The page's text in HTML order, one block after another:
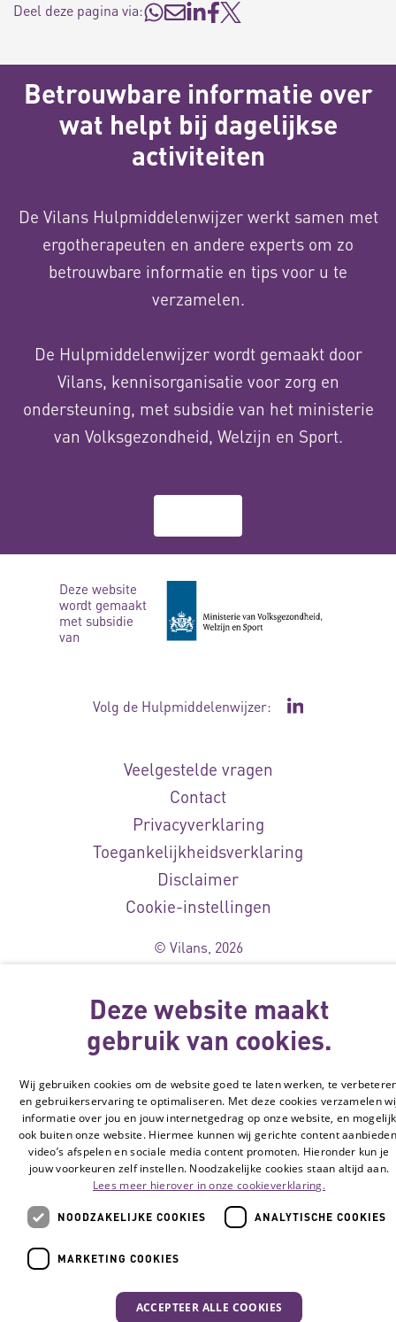
Deel deze pagina via:
Betrouwbare informatie over
wat helpt bij dagelijkse
activiteiten
De Vilans Hulpmiddelenwijzer werkt samen met
ergotherapeuten en andere experts om zo
betrouwbare informatie en tips voor u te
verzamelen.
De Hulpmiddelenwijzer wordt gemaakt door
Vilans, kennisorganisatie voor zorg en
ondersteuning, met subsidie van het ministerie
van Volksgezondheid, Welzijn en Sport.
Deze website
wordt gemaakt
met subsidie
van
Volg de Hulpmiddelenwijzer: Ga naar de
Veelgestelde vragen
Contact
Privacyverklaring
Toegankelijkheidsverklaring
Disclaimer
Cookie-instellingen
© Vilans, 2026
Deze website maakt
gebruik van cookies.
Wij gebruiken cookies om de website goed te laten werken, te
en gebruikerservaring te optimaliseren. Met deze cookies verzamelen
informatie over jou en jouw internetgedrag op onze website, en mogelijk
ook buiten onze website. Hiermee kunnen wij gerichte content
video’s afspelen en sociale media content promoten. Hieronder kun je
jouw voorkeuren zelf instellen. Noodzakelijke cookies staan altijd aan.
Lees meer hierover in onze cookieverklaring.
NOODZAKELIJKE COOKIES ANALYTISCHE COOKIES
MARKETING COOKIES
ACCEPTEER ALLE COOKIES